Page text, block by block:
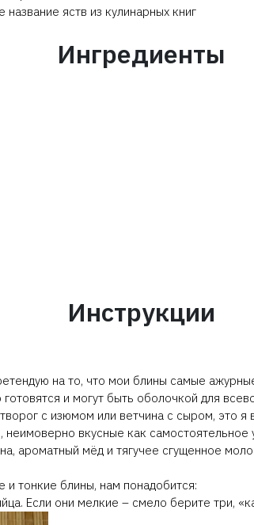
яств из кулинарных книг
Ингредиенты
Инструкции
на то, что мои блины самые
готовятся и могут быть оболочкой для
с изюмом или ветчина с сыром, это
неимоверно вкусные как
ароматный мёд и тягучее сгущенное
и тонкие блины, нам понадобится:
Если они мелкие – смело берите три,